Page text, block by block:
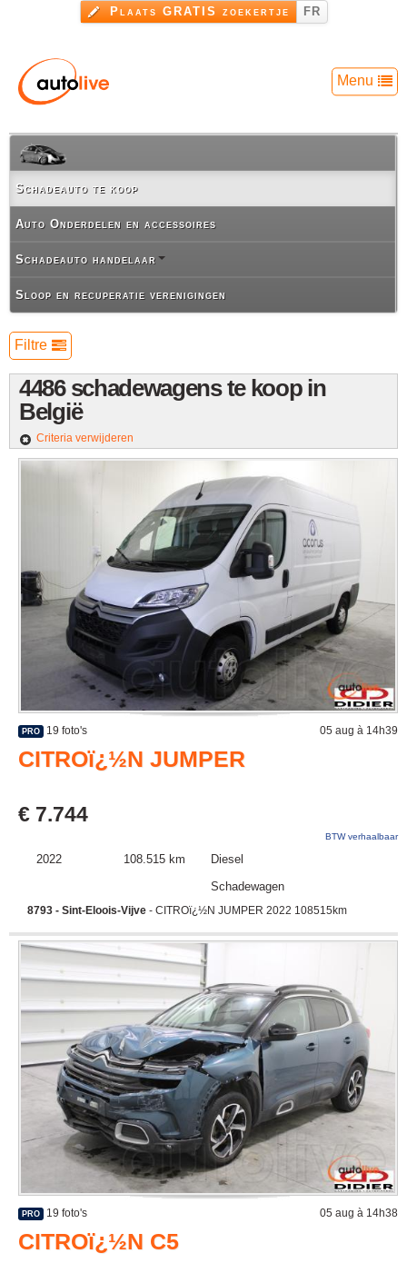
Overslaan
en naar
de inhoud
Plaats GRATIS zoekertje FR
Menu
Schadeauto te koop
Auto Onderdelen en accessoires
Schadeauto handelaar
Sloop en recuperatie verenigingen
Filtre
4486 schadewagens te koop in
België
Criteria verwijderen
PRO 19 foto's 05 aug à 14h39
CITROï¿½N JUMPER
€ 7.744
BTW verhaalbaar
2022 108.515 km
Diesel
Schadewagen
8793 - Sint-Eloois-Vijve - CITROï¿½N JUMPER 2022 108515km
PRO 19 foto's 05 aug à 14h38
CITROï¿½N C5